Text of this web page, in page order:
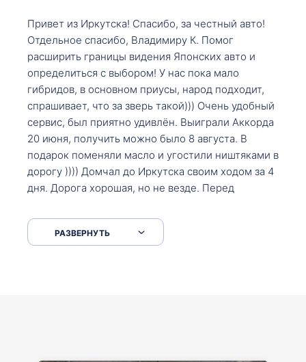
Привет из Иркутска! Спасибо, за честный авто!
Отдельное спасибо, Владимиру К. Помог
расширить границы видения Японских авто и
определиться с выбором! У нас пока мало
гибридов, в основном приусы, народ подходит,
спрашивает, что за зверь такой))) Очень удобный
сервис, был приятно удивлён. Выиграли Аккорда
20 июня, получить можно было 8 августа. В
подарок поменяли масло и угостили ништяками в
дорогу )))) Домчал до Иркутска своим ходом за 4
дня. Дорога хорошая, но не везде. Перед
серпантинах по пути следования.
РАЗВЕРНУТЬ